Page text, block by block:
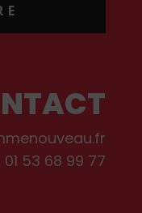
01 53 68 99 77